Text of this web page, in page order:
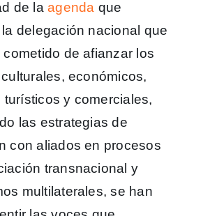
de laagenda que
delegación nacional que
cometido de afianzar los
económicos,
turísticos y comerciales,
las estrategias de
con aliados en procesos
transnacional y
multilaterales, se han